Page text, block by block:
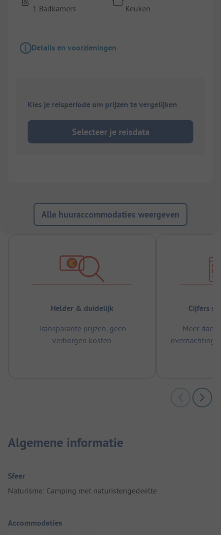
1 Badkamers Keuken
Details en voorzieningen
Kies je reisperiode om prijzen te vergelijken
Selecteer je reisdata
Alle huuraccommodaties weergeven
Helder & duidelijk
Transparante prijzen, geen
verborgen kosten
Cijfers
Meer dan
Algemene informatie
Sfeer
Naturisme: Camping met naturistengedeelte
Accommodaties